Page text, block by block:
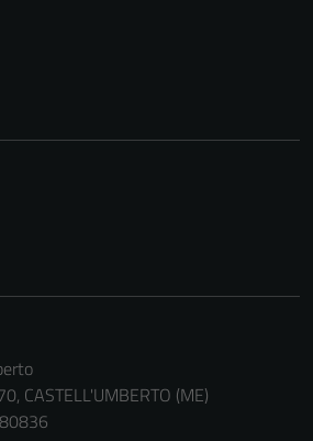
CASTELL'UMBERTO (ME)
disabilitati.